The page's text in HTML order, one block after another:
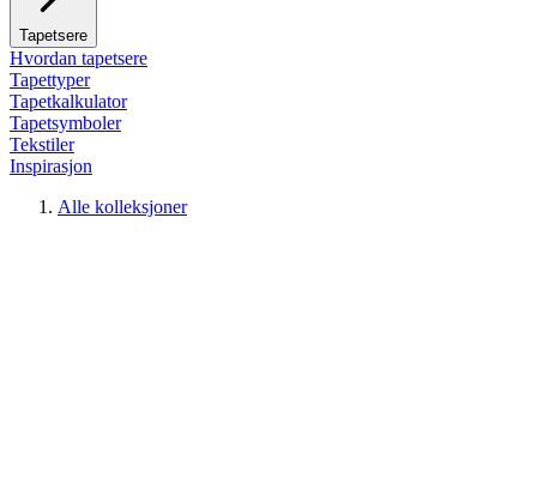
Tapetsere
Hvordan tapetsere
Tapettyper
Tapetkalkulator
Tapetsymboler
Tekstiler
Inspirasjon
Alle kolleksjoner